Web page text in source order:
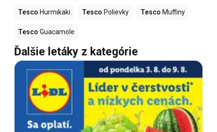
Tesco Hurmikaki Tesco Polievky Tesco Muffiny
Tesco Guacamole
Ďalšie letáky z kategórie